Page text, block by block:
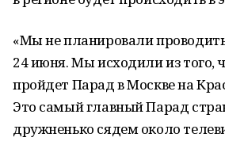
«Мы не планировали
24 июня. Мы исходили из того,
пройдет Парад в Москве на
Это самый главный Парад
дружненько сядем около